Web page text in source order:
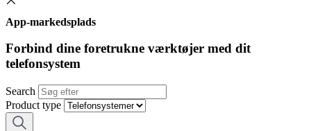
App-markedsplads
Forbind dine foretrukne værktøjer med dit
telefonsystem
Search
Product type